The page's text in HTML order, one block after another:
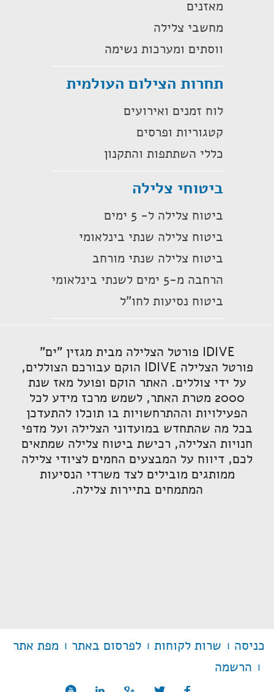
מאזנים
מחשבי צלילה
ווסתים ומערכות נשימה
תחרות הצילום העולמית
לוח זמנים ואירועים
קטגוריות ופרסים
כללי השתתפות והתקנון
ביטוחי צלילה
ביטוח צלילה ל- 5 ימים
ביטוח צלילה שנתי בינלאומי
ביטוח צלילה שנתי מורחב
הרחבה מ-5 ימים לשנתי בינלאומי
ביטוח נסיעות לחו"ל
IDIVE פורטל הצלילה מבית מגזין "ים"
פורטל הצלילה IDIVE הוקם עבורכם הצוללים,
על ידי צוללים. האתר הוקם ופועל מאז שנת
2000 מטרת האתר, לשמש מרכז מידע לכל
הפעילויות וההתרחשויות בו תוכלו להתעדכן
בכל מה שהתחדש במועדוני הצלילה ועל מדפי
חנויות הצלילה, רכישת ביטוח צלילה שמתאים
לכם, דיווח על המבצעים החמים לציודי צלילה
ממותגים מובילים לצד משרדי הנסיעות
המתמחים בתיירות צלילה.
כניסה שרות לקוחות לפרסום באתר
מפת אתר
הרשמה